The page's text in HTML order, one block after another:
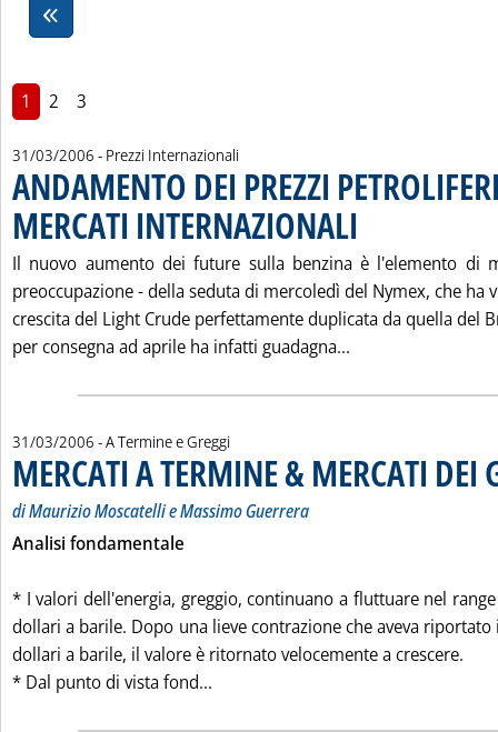
1 2 3
31/03/2006 - Prezzi Internazionali
ANDAMENTO DEI PREZZI
MERCATI INTERNAZIONALI
Il nuovo aumento dei future sulla benzina è l'elemento di
preoccupazione - della seduta di mercoledì del Nymex, che ha
crescita del Light Crude perfettamente duplicata da quella del
per consegna ad aprile ha infatti guadagna...
31/03/2006 - A Termine e Greggi
MERCATI A TERMINE & MERCATI DEI
di Maurizio Moscatelli e Massimo Guerrera
Analisi fondamentale
* I valori dell'energia, greggio, continuano a fluttuare nel
dollari a barile. Dopo una lieve contrazione che aveva
dollari a barile, il valore è ritornato velocemente a crescere.
* Dal punto di vista fond...